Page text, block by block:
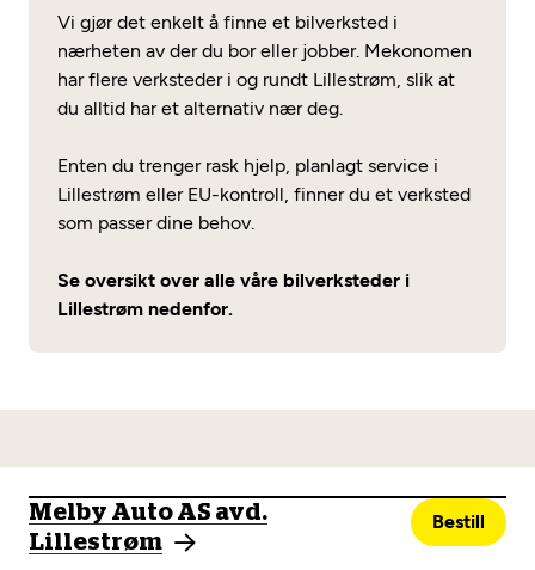
Vi gjør det enkelt å finne et bilverksted i
nærheten av der du bor eller jobber. Mekonomen
har flere verksteder i og rundt Lillestrøm, slik at
du alltid har et alternativ nær deg.
Enten du trenger rask hjelp, planlagt service i
Lillestrøm eller EU-kontroll, finner du et verksted
som passer dine behov.
Se oversikt over alle våre bilverksteder i
Lillestrøm nedenfor.
Melby Auto AS avd.
Lillestrøm
Bestill